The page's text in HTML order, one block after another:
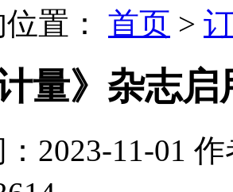
置： 首页 >
计量》杂志
2023-11-01 作